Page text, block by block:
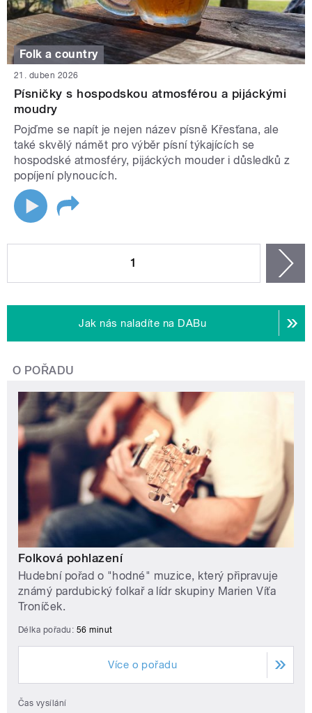
Folk a country
21. duben 2026
Písničky s hospodskou atmosférou a pijáckými
moudry
Pojďme se napít je nejen název písně Křesťana, ale
také skvělý námět pro výběr písní týkajících se
hospodské atmosféry, pijáckých mouder i důsledků z
popíjení plynoucích.
1
Jak nás naladíte na DABu
O POŘADU
Folková pohlazení
Hudební pořad o "hodné" muzice, který připravuje
známý pardubický folkař a lídr skupiny Marien Víťa
Troníček.
Délka pořadu: 56 minut
Více o pořadu
Čas vysílání